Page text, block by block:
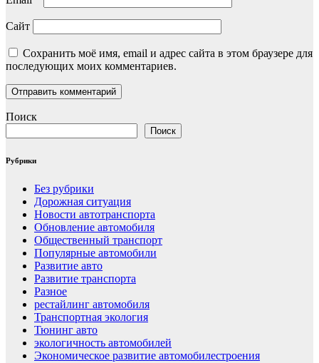
Сайт
Сохранить моё имя, email и адрес сайта в этом браузере для
последующих моих комментариев.
Поиск
Поиск
Рубрики
Без рубрики
Дорожная ситуация
Новости автотранспорта
Обновление автомобиля
Общественный транспорт
Популярные автомобили
Развитие авто
Развитие транспорта
Разное
рестайлинг автомобиля
Транспортная экология
Тюнинг авто
экологичность автомобилей
Экономическое развитие автомобилестроения